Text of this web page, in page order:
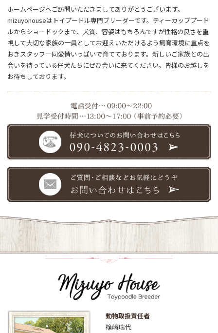
ホームページへご訪問いただきましてありがとうございます。
mizuyohouseはトイプードル専門ブリーダーです。ティーカッププード
ルからショードックまで、犬質、容姿はもちろんですが性格の良さを重
視して大切な家族の一員としてお迎えいただけるよう飼育環境に重点を
おきスタッフ一同愛情いっぱいで育てております。新しいご家族との出
会いを待っている仔犬たちにぜひ会いに来てください。皆様のお越しを
お待ちしております。
動物取扱責任者
篠﨑瑞代